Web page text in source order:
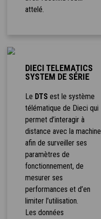
attelé.
DIECI TELEMATICS
SYSTEM DE SÉRIE
Le DTS est le système
télématique de Dieci qui
permet d’interagir à
distance avec la machine
afin de surveiller ses
paramètres de
fonctionnement, de
mesurer ses
performances et d’en
limiter l’utilisation.
Les données